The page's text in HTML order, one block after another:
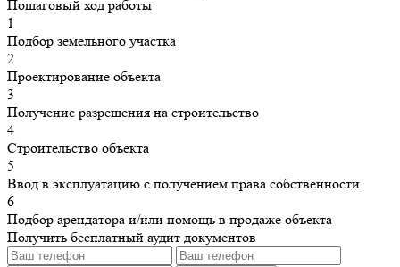
Пошаговый ход работы
1
Подбор земельного участка
2
Проектирование объекта
3
Получение разрешения на строительство
4
Строительство объекта
5
Ввод в эксплуатацию с получением права собственности
6
Подбор арендатора и/или помощь в продаже объекта
Получить бесплатный аудит документов